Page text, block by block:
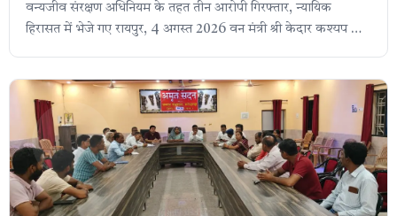
वन्यजीव संरक्षण अधिनियम के तहत तीन आरोपी गिरफ्तार, न्यायिक
हिरासत में भेजे गए रायपुर, 4 अगस्त 2026 वन मंत्री श्री केदार कश्यप के